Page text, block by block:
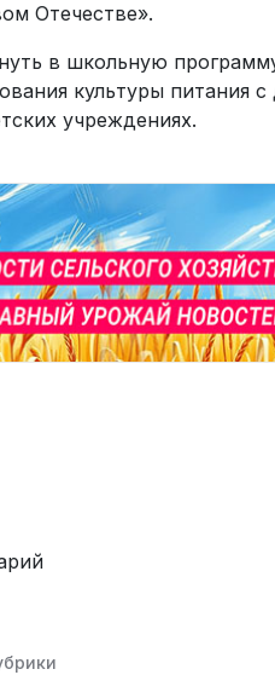
Отечестве».
в школьную
культуры питания с
учреждениях.